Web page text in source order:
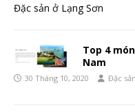
Đặc sản ở Lạng Sơn
Top 4
Nam
30 Tháng 10, 2020 Đặc